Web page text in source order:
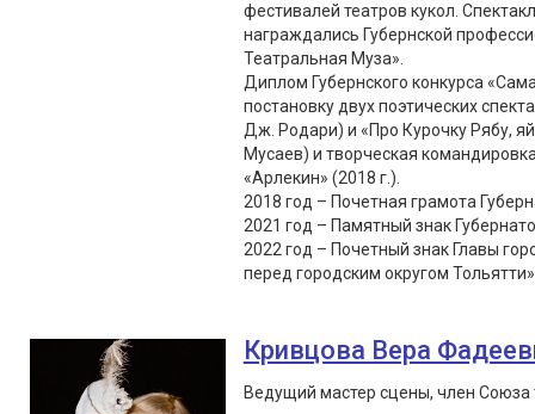
фестивалей театров кукол.
награждались Губернской
Театральная Муза».
Диплом Губернского конкурса
постановку двух поэтических
Дж. Родари) и «Про Курочку Рябу,
Мусаев) и творческая
«Арлекин» (2018 г.).
2018 год – Почетная грамота
2021 год – Памятный знак
2022 год – Почетный знак Главы
перед городским округом
Кривцова Вера
Ведущий мастер сцены, член Союза